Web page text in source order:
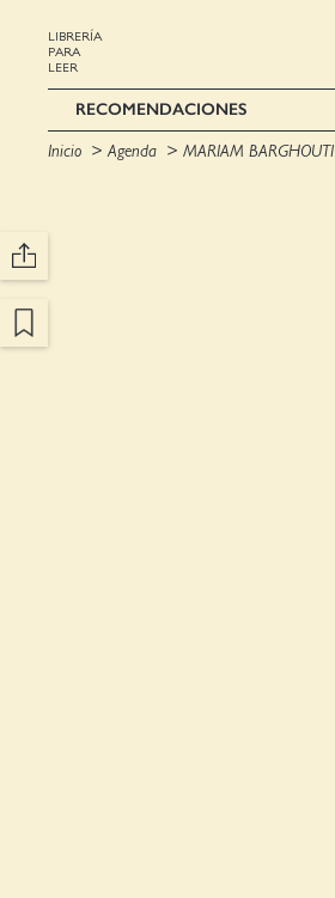
LIBRERÍA
PARA
LEER
RECOMENDACIONES
Inicio Agenda MARIAM BARGHOUTI